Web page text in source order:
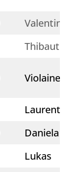
Valentina
Thibaut
Violaine
Laurent
Daniela
Lukas